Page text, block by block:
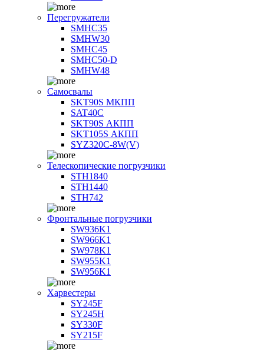
Перегружатели
SMHC35
SMHW30
SMHC45
SMHC50-D
SMHW48
Самосвалы
SKT90S МКПП
SAT40C
SKT90S АКПП
SKT105S АКПП
SYZ320C-8W(V)
Телескопические погрузчики
STH1840
STH1440
STH742
Фронтальные погрузчики
SW936K1
SW966K1
SW978K1
SW955K1
SW956K1
Харвестеры
SY245F
SY245H
SY330F
SY215F